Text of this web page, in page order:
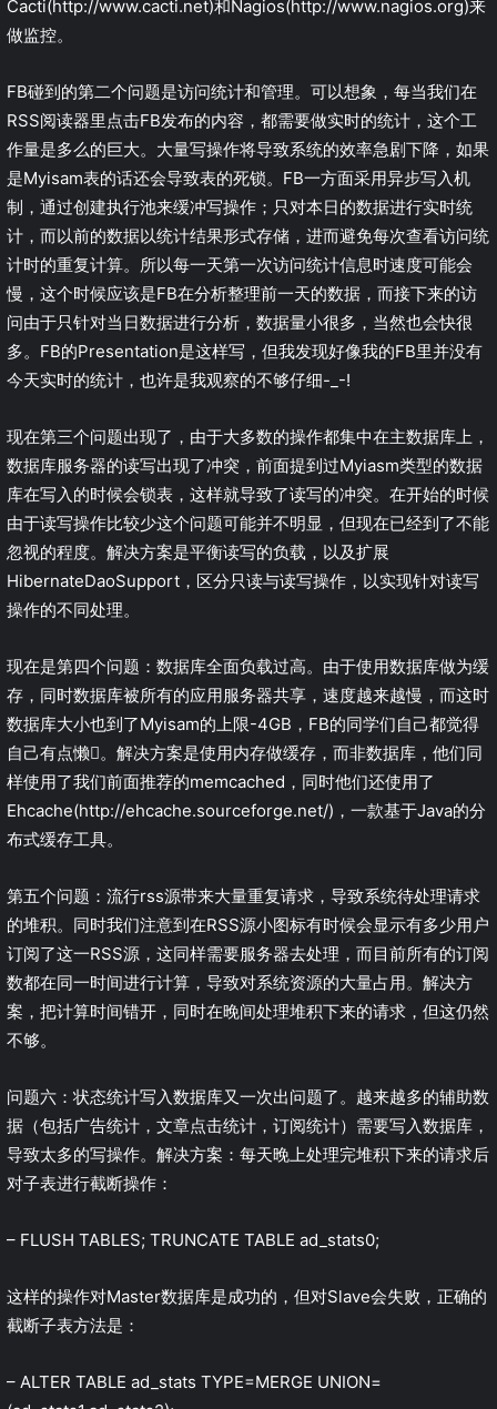
Cacti(http://www.cacti.net)和Nagios(http://www.nagios.org)来
做监控。
FB碰到的第二个问题是访问统计和管理。可以想象，每当我们在
RSS阅读器里点击FB发布的内容，都需要做实时的统计，这个工
作量是多么的巨大。大量写操作将导致系统的效率急剧下降，如果
是Myisam表的话还会导致表的死锁。FB一方面采用异步写入机
制，通过创建执行池来缓冲写操作；只对本日的数据进行实时统
计，而以前的数据以统计结果形式存储，进而避免每次查看访问统
计时的重复计算。所以每一天第一次访问统计信息时速度可能会
慢，这个时候应该是FB在分析整理前一天的数据，而接下来的访
问由于只针对当日数据进行分析，数据量小很多，当然也会快很
多。FB的Presentation是这样写，但我发现好像我的FB里并没有
今天实时的统计，也许是我观察的不够仔细-_-!
现在第三个问题出现了，由于大多数的操作都集中在主数据库上，
数据库服务器的读写出现了冲突，前面提到过Myiasm类型的数据
库在写入的时候会锁表，这样就导致了读写的冲突。在开始的时候
由于读写操作比较少这个问题可能并不明显，但现在已经到了不能
忽视的程度。解决方案是平衡读写的负载，以及扩展
HibernateDaoSupport，区分只读与读写操作，以实现针对读写
操作的不同处理。
现在是第四个问题：数据库全面负载过高。由于使用数据库做为缓
存，同时数据库被所有的应用服务器共享，速度越来越慢，而这时
数据库大小也到了Myisam的上限-4GB，FB的同学们自己都觉得
自己有点懒。解决方案是使用内存做缓存，而非数据库，他们同
样使用了我们前面推荐的memcached，同时他们还使用了
Ehcache(http://ehcache.sourceforge.net/)，一款基于Java的分
布式缓存工具。
第五个问题：流行rss源带来大量重复请求，导致系统待处理请求
的堆积。同时我们注意到在RSS源小图标有时候会显示有多少用户
订阅了这一RSS源，这同样需要服务器去处理，而目前所有的订阅
数都在同一时间进行计算，导致对系统资源的大量占用。解决方
案，把计算时间错开，同时在晚间处理堆积下来的请求，但这仍然
不够。
问题六：状态统计写入数据库又一次出问题了。越来越多的辅助数
据（包括广告统计，文章点击统计，订阅统计）需要写入数据库，
导致太多的写操作。解决方案：每天晚上处理完堆积下来的请求后
对子表进行截断操作：
– FLUSH TABLES; TRUNCATE TABLE ad_stats0;
这样的操作对Master数据库是成功的，但对Slave会失败，正确的
截断子表方法是：
– ALTER TABLE ad_stats TYPE=MERGE UNION=